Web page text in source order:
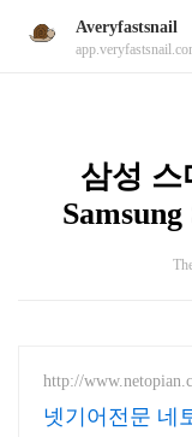
Averyfastsnail
삼성 스
http://
넷기어전문 네